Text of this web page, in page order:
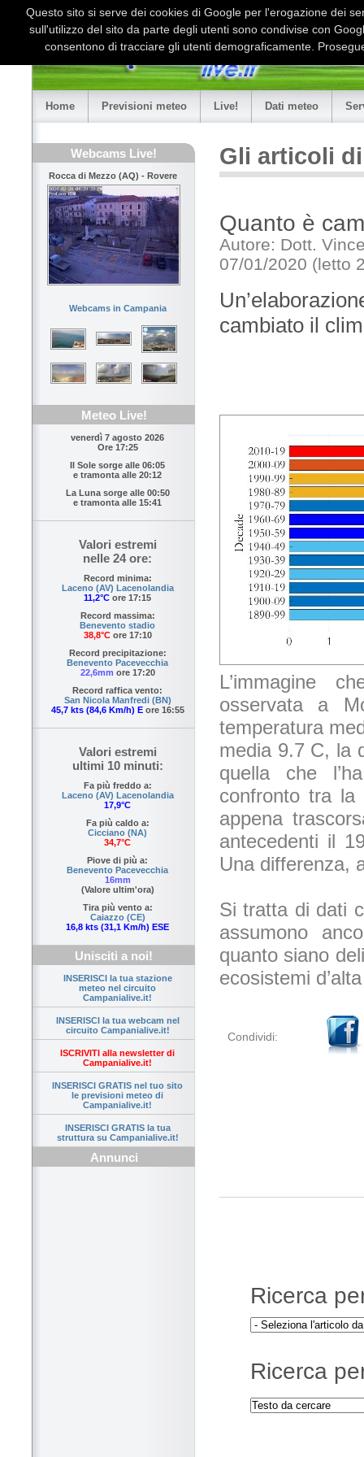
Home Previsioni meteo Live! Dati meteo
Webcams Live!
Rocca di Mezzo (AQ) - Rovere
Webcams in Campania
Meteo Live!
venerdì 7 agosto 2026
Ore 17:25
Il Sole sorge alle 06:05
e tramonta alle 20:12
La Luna sorge alle 00:50
e tramonta alle 15:41
Valori estremi
nelle 24 ore:
Record minima:
Laceno (AV) Lacenolandia
11,2°C ore 17:15
Record massima:
Benevento stadio
38,8°Core 17:10
Record precipitazione:
Benevento Pacevecchia
22,6mm ore 17:20
Record raffica vento:
San Nicola Manfredi (BN)
45,7 kts (84,6 Km/h) Eore 16:55
Valori estremi
ultimi 10 minuti:
Fa più freddo a:
Laceno (AV) Lacenolandia
17,9°C
Fa più caldo a:
Cicciano (NA)
34,7°C
Piove di più a:
Benevento Pacevecchia
16mm
(Valore ultim'ora)
Tira più vento a:
Caiazzo (CE)
16,8 kts (31,1 Km/h) ESE
Unisciti a noi!
INSERISCI la tua stazione
meteo nel circuito
Campanialive.it!
INSERISCI la tua webcam nel
circuito Campanialive.it!
ISCRIVITI alla newsletter di
Campanialive.it!
INSERISCI GRATIS nel tuo sito
le previsioni meteo di
Campanialive.it!
INSERISCI GRATIS la tua
struttura su Campanialive.it!
Annunci
Gli articoli
Quanto è
Autore: Dott.
07/01/2020 (letto
cambiato il
L’immagine
osservata a
temperatura
media 9.7 C, la
quella che
confronto tra la
appena
antecedenti il
Una differenza,
Si tratta di dati
assumono
quanto siano
ecosistemi
Condividi:
Ricerca
Ricerca
Questo sito si serve dei cookies di Google per l'erogazione dei
sull'utilizzo del sito da parte degli utenti sono condivise con
consentono di tracciare gli utenti demograficamente.